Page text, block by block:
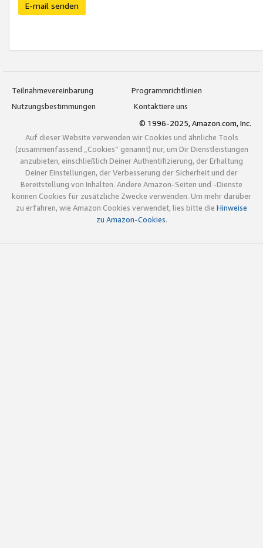
E-mail senden
Teilnahmevereinbarung
Programmrichtlinien
Nutzungsbestimmungen
Kontaktiere uns
© 1996-2025, Amazon.com, Inc.
Auf dieser Website verwenden wir Cookies und ähnliche Tools
(zusammenfassend „Cookies“ genannt) nur, um Dir Dienstleistungen
anzubieten, einschließlich Deiner Authentifizierung, der Erhaltung
Deiner Einstellungen, der Verbesserung der Sicherheit und der
Bereitstellung von Inhalten. Andere Amazon-Seiten und -Dienste
können Cookies für zusätzliche Zwecke verwenden. Um mehr darüber
zu erfahren, wie Amazon Cookies verwendet, lies bitte die Hinweise
zu Amazon-Cookies.